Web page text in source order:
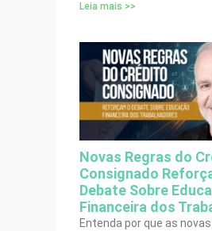
Leia mais >>
Novas Regras do
Consignado
Debate Sobre
Financeira dos
Entenda por que as